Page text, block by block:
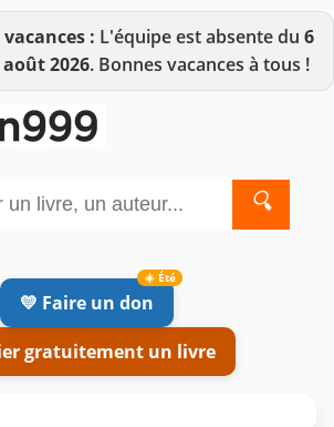
: L'équipe est absente du 6
août 2026. Bonnes vacances à tous !
🔍
💛 Faire un don
gratuitement un livre